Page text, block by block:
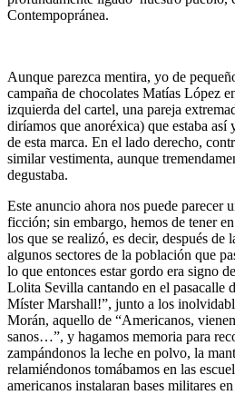
Contempopránea.
Aunque parezca mentira, yo de
campaña de chocolates Matías López
izquierda del cartel, una pareja
diríamos que anoréxica) que estaba así
de esta marca. En el lado derecho,
similar vestimenta, aunque
degustaba.
Este anuncio ahora nos puede parecer
ficción; sin embargo, hemos de tener
los que se realizó, es decir, después
algunos sectores de la población que
lo que entonces estar gordo era signo
Lolita Sevilla cantando en el pasacalle
Míster Marshall!”, junto a los
Morán, aquello de “Americanos,
sanos…”, y hagamos memoria para
zampándonos la leche en polvo, la
relamiéndonos tomábamos en las
americanos instalaran bases militares